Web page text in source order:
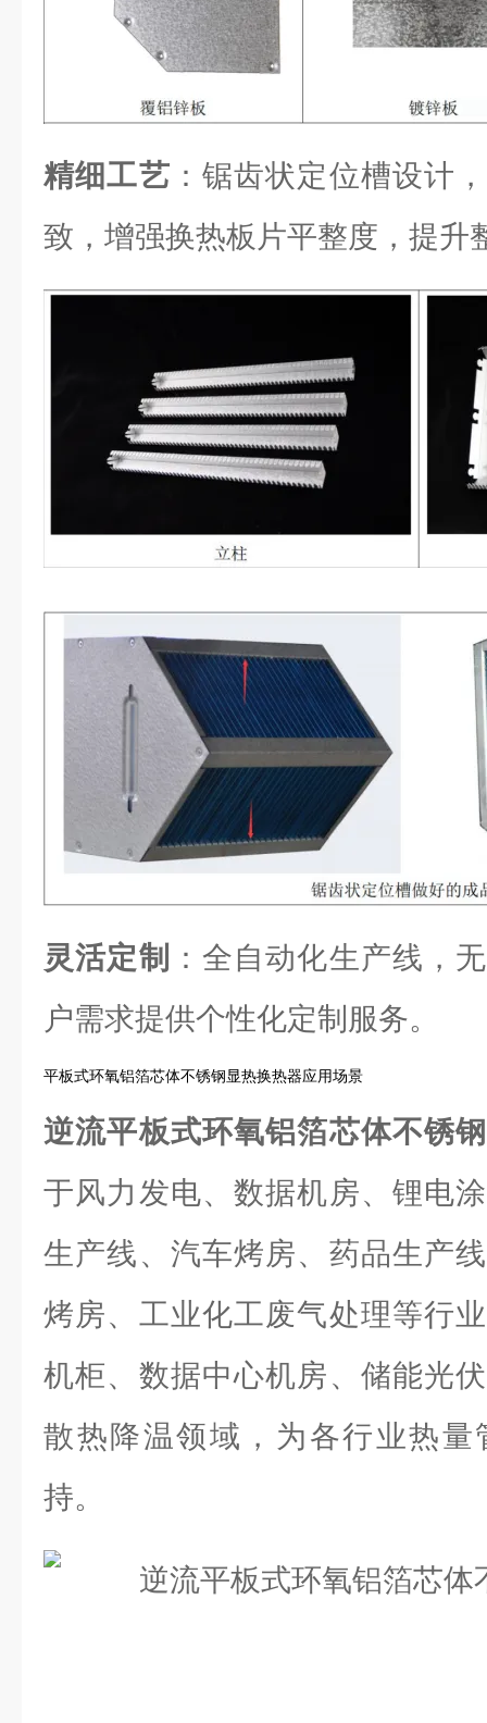
精细工艺 ：锯齿状定位槽设计
致，增强换热板片平整度，提升
灵活定制
：全自动化生产线，
户需求提供个性化定制服务。
平板式环氧铝箔芯体不锈钢显热换热器应用场景
逆流平板式环氧铝箔芯体不锈
于风力发电、数据机房、锂电
生产线、汽车烤房、药品生产
烤房、工业化工废气处理等行
机柜、数据中心机房、储能光
散热降温领域，为各行业热量
持。